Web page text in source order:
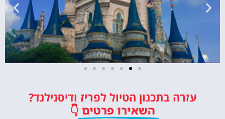
כרטיסי כניסה לפארק השעשועים
הכי מפורסם באירופה!
עזרה בתכנון הטיול לפריז ודיסנילנד?
השאירו פרטים 👇